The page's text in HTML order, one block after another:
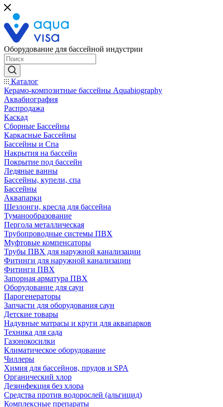
Оборудование для бассейной индустрии
Каталог
Керамо-композитные бассейны Aquabiography
Аквабиография
Распродажа
Каскад
Сборные Бассейны
Каркасные Бассейны
Бассейны и Спа
Накрытия на бассейн
Покрытие под бассейн
Ледяные ванны
Бассейны, купели, спа
Бассейны
Аквапарки
Шезлонги, кресла для бассейна
Туманообразование
Пергола металлическая
Трубопроводные системы ПВХ
Муфтовые компенсаторы
Трубы ПВХ для наружной канализации
Фитинги для наружной канализации
Фитинги ПВХ
Запорная арматура ПВХ
Оборудование для саун
Парогенераторы
Запчасти для оборудования саун
Детские товары
Надувные матрасы и круги для аквапарков
Техника для сада
Газонокосилки
Климатическое оборудование
Чиллеры
Химия для бассейнов, прудов и SPA
Органический хлор
Дезинфекция без хлора
Средства против водорослей (альгицид)
Комплексные препараты